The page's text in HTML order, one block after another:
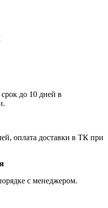
до 10 дней в
оплата доставки в ТК при
с менеджером.